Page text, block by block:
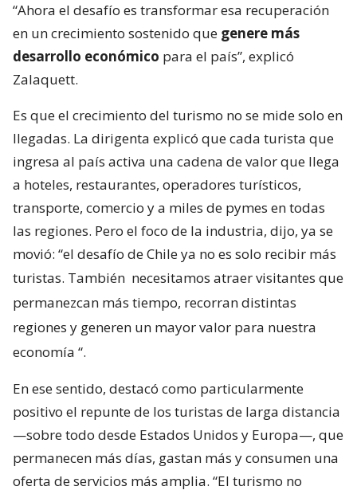
“Ahora el desafío es transformar esa recuperación
en un crecimiento sostenido que genere más
desarrollo económico para el país”, explicó
Zalaquett.
Es que el crecimiento del turismo no se mide solo en
llegadas. La dirigenta explicó que cada turista que
ingresa al país activa una cadena de valor que llega
a hoteles, restaurantes, operadores turísticos,
transporte, comercio y a miles de pymes en todas
las regiones. Pero el foco de la industria, dijo, ya se
movió: “el desafío de Chile ya no es solo recibir más
turistas. También necesitamos atraer visitantes que
permanezcan más tiempo, recorran distintas
regiones y generen un mayor valor para nuestra
economía “.
En ese sentido, destacó como particularmente
positivo el repunte de los turistas de larga distancia
—sobre todo desde Estados Unidos y Europa—, que
permanecen más días, gastan más y consumen una
oferta de servicios más amplia. “El turismo no